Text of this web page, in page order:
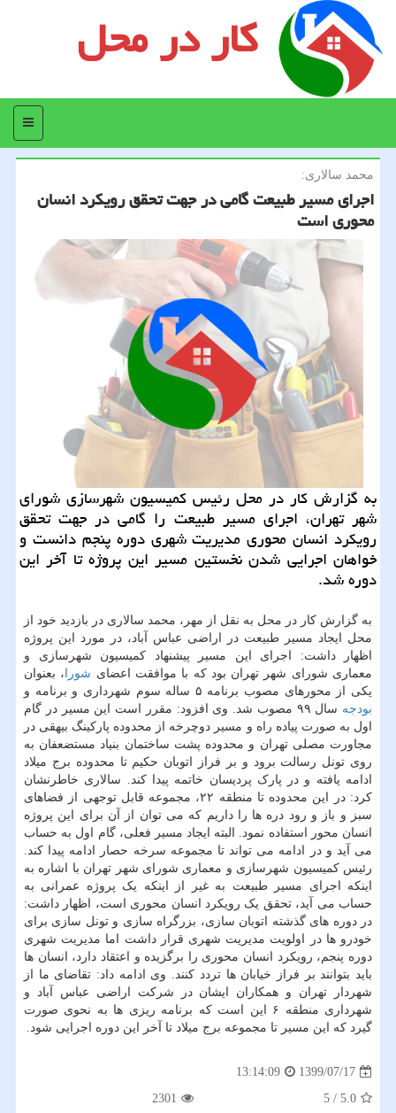
کار در محل
منو
محمد سالاری:
اجرای مسیر طبیعت گامی در جهت تحقق رویكرد انسان
محوری است
به گزارش كار در محل رئیس كمیسیون شهرسازی شورای
شهر تهران، اجرای مسیر طبیعت را گامی در جهت تحقق
رویكرد انسان محوری مدیریت شهری دوره پنجم دانست و
خواهان اجرایی شدن نخستین مسیر این پروژه تا آخر این
دوره شد.
به گزارش کار در محل به نقل از مهر، محمد سالاری در بازدید خود از
محل ایجاد مسیر طبیعت در اراضی عباس آباد، در مورد این پروژه
اظهار داشت: اجرای این مسیر پیشنهاد کمیسیون شهرسازی و
معماری شورای شهر تهران بود که با موافقت اعضای شورا، بعنوان
یکی از محورهای مصوب برنامه ۵ ساله سوم شهرداری و برنامه و
بودجه
سال ۹۹ مصوب شد. وی افزود: مقرر است این مسیر در گام
اول به صورت پیاده راه و مسیر دوچرخه از محدوده پارکینگ بیهقی در
مجاورت مصلی تهران و محدوده پشت ساختمان بنیاد مستضعفان به
روی تونل رسالت برود و بر فراز اتوبان حکیم تا محدوده برج میلاد
ادامه یافته و در پارک پردیسان خاتمه پیدا کند. سالاری خاطرنشان
کرد: در این محدوده تا منطقه ۲۲، مجموعه قابل توجهی از فضاهای
سبز و باز و رود دره ها را داریم که می توان از آن برای این پروژه
انسان محور استفاده نمود. البته ایجاد مسیر فعلی، گام اول به حساب
می آید و در ادامه می تواند تا مجموعه سرخه حصار ادامه پیدا کند.
رئیس کمیسیون شهرسازی و معماری شورای شهر تهران با اشاره به
اینکه اجرای مسیر طبیعت به غیر از اینکه یک پروژه عمرانی به
حساب می آید، تحقق یک رویکرد انسان محوری است، اظهار داشت:
در دوره های گذشته اتوبان سازی، بزرگراه سازی و تونل سازی برای
خودرو ها در اولویت مدیریت شهری قرار داشت اما مدیریت شهری
دوره پنجم، رویکرد انسان محوری را برگزیده و اعتقاد دارد، انسان ها
باید بتوانند بر فراز خیابان ها تردد کنند. وی ادامه داد: تقاضای ما از
شهردار تهران و همکاران ایشان در شرکت اراضی عباس آباد و
شهرداری منطقه ۶ این است که برنامه ریزی ها به نحوی صورت
گیرد که این مسیر تا مجموعه برج میلاد تا آخر این دوره اجرایی شود.
1399/07/17
13:14:09
5.0
/
5
2301